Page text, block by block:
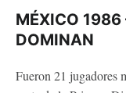
MÉXICO 1986
DOMINAN
Fueron 21 jugadores